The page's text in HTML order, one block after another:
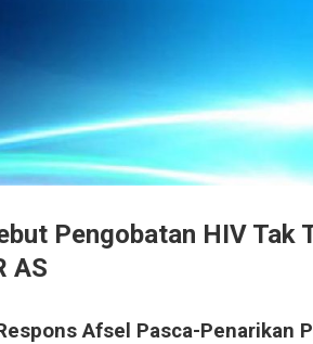
Pengobatan HIV Tak
AS
Afsel Pasca-Penarikan